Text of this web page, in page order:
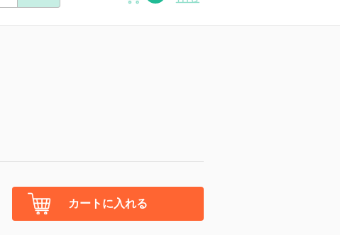
カートに入れる